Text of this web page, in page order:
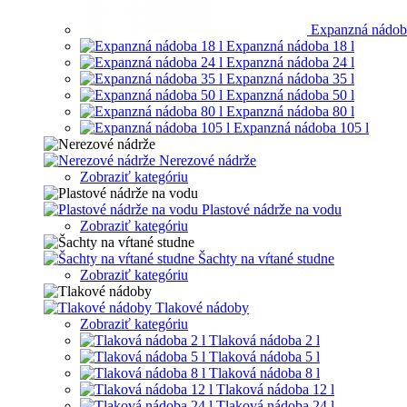
Expanzná
Expanzná nádoba 18 l
Expanzná nádoba 24 l
Expanzná nádoba 35 l
Expanzná nádoba 50 l
Expanzná nádoba 80 l
Expanzná nádoba 105 l
Nerezové nádrže
Zobraziť kategóriu
Plastové nádrže na vodu
Zobraziť kategóriu
Šachty na vŕtané studne
Zobraziť kategóriu
Tlakové nádoby
Zobraziť kategóriu
Tlaková nádoba 2 l
Tlaková nádoba 5 l
Tlaková nádoba 8 l
Tlaková nádoba 12 l